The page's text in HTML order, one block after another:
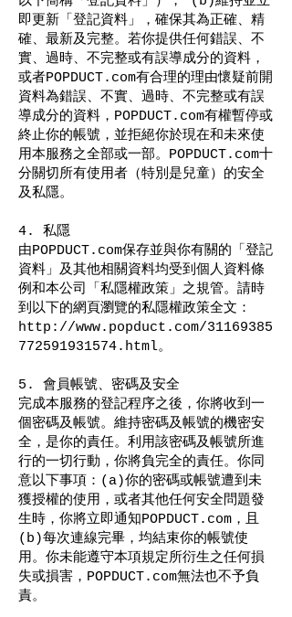
即更新「登記資料」，確保其為正確、精
確、最新及完整。若你提供任何錯誤、不
實、過時、不完整或有誤導成分的資料，
或者POPDUCT.com有合理的理由懷疑前開
資料為錯誤、不實、過時、不完整或有誤
導成分的資料，POPDUCT.com有權暫停或
終止你的帳號，並拒絕你於現在和未來使
用本服務之全部或一部。POPDUCT.com十
分關切所有使用者（特別是兒童）的安全
及私隱。
4. 私隱
由POPDUCT.com保存並與你有關的「登記
資料」及其他相關資料均受到個人資料條
例和本公司「私隱權政策」之規管。請時
到以下的網頁瀏覽的私隱權政策全文：
http://www.popduct.com/31169385
772591931574.html。
5. 會員帳號、密碼及安全
完成本服務的登記程序之後，你將收到一
個密碼及帳號。維持密碼及帳號的機密安
全，是你的責任。利用該密碼及帳號所進
行的一切行動，你將負完全的責任。你同
意以下事項：(a)你的密碼或帳號遭到未
獲授權的使用，或者其他任何安全問題發
生時，你將立即通知POPDUCT.com，且
(b)每次連線完畢，均結束你的帳號使
用。你未能遵守本項規定所衍生之任何損
失或損害，POPDUCT.com無法也不予負
責。